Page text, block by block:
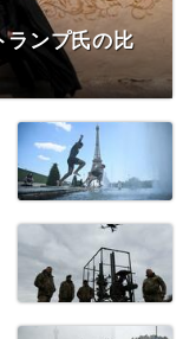
ランプ氏の比